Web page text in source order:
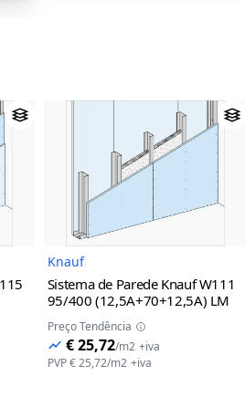
Produto Imagem do
Knauf
Sistema de Parede Knauf W111
95/400 (12,5A+70+12,5A) LM
Preço Tendência
€ 25,72/m2 +iva
PVP€ 25,72/m2 +iva